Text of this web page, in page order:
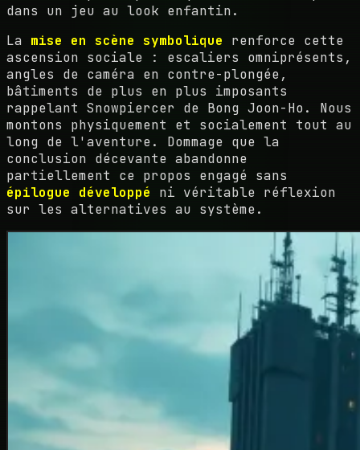
dans un jeu au look enfantin.
La mise en scène symbolique renforce cette
ascension sociale : escaliers omniprésents,
angles de caméra en contre-plongée,
bâtiments de plus en plus imposants
rappelant Snowpiercer de Bong Joon-Ho. Nous
montons physiquement et socialement tout au
long de l'aventure. Dommage que la
conclusion décevante abandonne
partiellement ce propos engagé sans
épilogue développé ni véritable réflexion
sur les alternatives au système.